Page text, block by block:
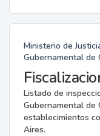
Ministerio de
Gubernamental de
Listado de
Gubernamental de
establecimientos
Aires.